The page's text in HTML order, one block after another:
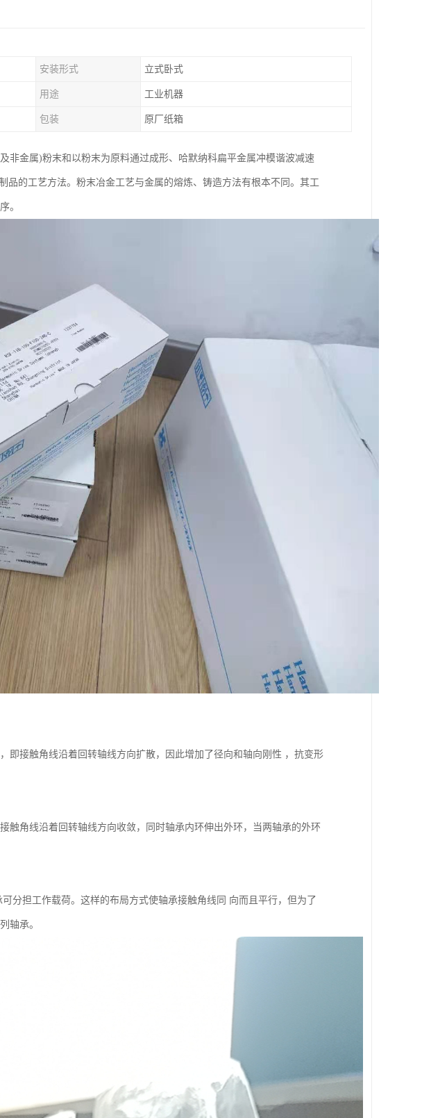
安装形式 立式卧式
用途 工业机器
包装 原厂纸箱
非金属)粉末和以粉末为原料通过成形、哈默纳科扁平金属冲模谐波减速
品的工艺方法。粉末冶金工艺与金属的熔炼、铸造方法有根本不同。其工
。
即接触角线沿着回转轴线方向扩散，因此增加了径向和轴向刚性 ，抗变形
触角线沿着回转轴线方向收敛，同时轴承内环伸出外环，当两轴承的外环
分担工作载荷。这样的布局方式使轴承接触角线同 向而且平行，但为了
轴承。